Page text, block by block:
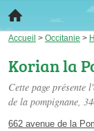
Accueil > Occitanie >
Korian la
Cette page présente
de la pompignane,
662 avenue de la